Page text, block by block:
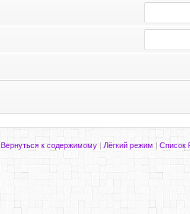
Вернуться к содержимому | Лёгкий режим | Список